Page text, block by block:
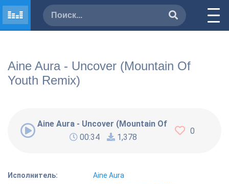
Aine Aura - Uncover (Mountain Of
Youth Remix)
Aine Aura - Uncover (Mountain Of Youth Remix)
00:34
1,378
0
Исполнитель:
Aine Aura